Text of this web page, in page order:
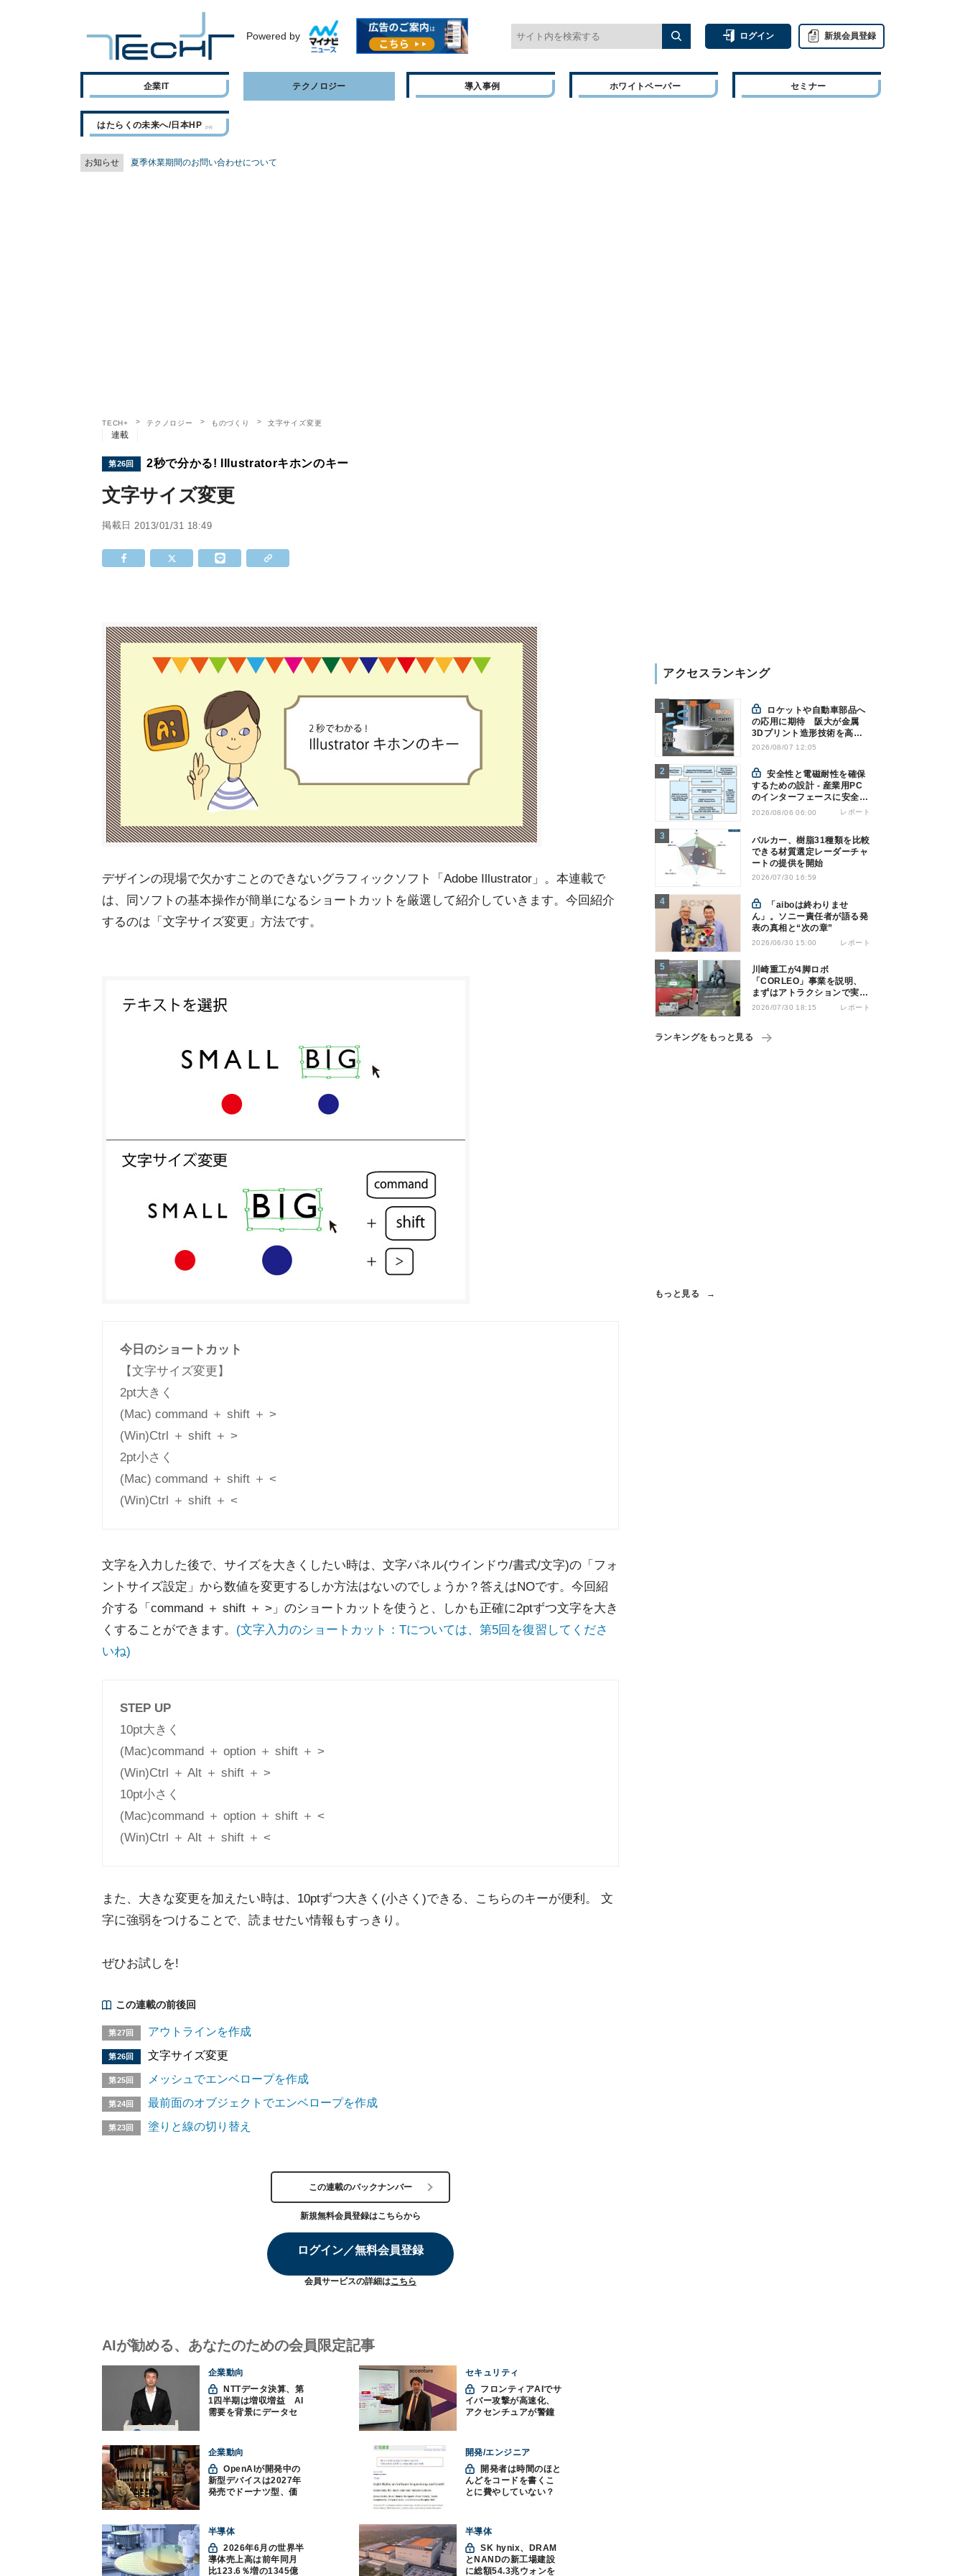
Powered by ログイン 新規会員登録
企業IT テクノロジー 導入事例 ホワイトペーパー セミナー
はたらくの未来へ/日本HP
お知らせ 夏季休業期間のお問い合わせについて
TECH+ テクノロジー ものづくり 文字サイズ変更
連載
第26回 2秒で分かる! Illustratorキホンのキー
文字サイズ変更
掲載日 2013/01/31 18:49
デザインの現場で欠かすことのできないグラフィックソフト「Adobe Illustrator」。本連載で
は、同ソフトの基本操作が簡単になるショートカットを厳選して紹介していきます。今回紹介
するのは「文字サイズ変更」方法です。
今日のショートカット
【文字サイズ変更】
2pt大きく
(Mac) command ＋ shift ＋ >
(Win)Ctrl ＋ shift ＋ >
2pt小さく
(Mac) command ＋ shift ＋ <
(Win)Ctrl ＋ shift ＋ <
文字を入力した後で、サイズを大きくしたい時は、文字パネル(ウインドウ/書式/文字)の「フォ
ントサイズ設定」から数値を変更するしか方法はないのでしょうか？答えはNOです。今回紹
介する「command ＋ shift ＋ >」のショートカットを使うと、しかも正確に2ptずつ文字を大き
くすることができます。 (文字入力のショートカット：Tについては、第5回を復習してくださ
いね)
STEP UP
10pt大きく
(Mac)command ＋ option ＋ shift ＋ >
(Win)Ctrl ＋ Alt ＋ shift ＋ >
10pt小さく
(Mac)command ＋ option ＋ shift ＋ <
(Win)Ctrl ＋ Alt ＋ shift ＋ <
また、大きな変更を加えたい時は、10ptずつ大きく(小さく)できる、こちらのキーが便利。 文
字に強弱をつけることで、読ませたい情報もすっきり。
ぜひお試しを!
この連載の前後回
第27回 アウトラインを作成
第26回 文字サイズ変更
第25回 メッシュでエンベロープを作成
第24回 最前面のオブジェクトでエンベロープを作成
第23回 塗りと線の切り替え
この連載のバックナンバー
新規無料会員登録はこちらから
ログイン／無料会員登録
会員サービスの詳細はこちら
AIが勧める、あなたのための会員限定記事
企業動向
1四半期は増収増益 AI
需要を背景にデータセ
セキュリティ
イバー攻撃が高速化、
アクセンチュアが警鐘
企業動向
OpenAIが開発中の
新型デバイスは2027年
発売でドーナツ型、価
開発/エンジニア
んどをコードを書くこ
とに費やしていない？
つの神話への賛否
半導体
2026年6月の世界半
導体売上高は前年同月
比123.6％増の1345億
半導体
SK hynix、DRAM
とNANDの新工場建設
に総額54.3兆ウォンを
アクセスランキング
の応用に期待 阪大が金属
3Dプリント造形技術を高速
化
2026/08/07 12:05
安全性と電磁耐性を確保
するための設計 - 産業用PC
のインターフェースに安全絶
縁を適用する
2026/08/06 06:00 レポート
バルカー、樹脂31種類を比較
できる材質選定レーダーチャ
ートの提供を開始
2026/07/30 16:59
ん」。ソニー責任者が語る発
表の真相と“次の章”
2026/06/30 15:00 レポート
川崎重工が4脚ロボ
「CORLEO」事業を説明、
まずはアトラクションで実用
化へ
2026/07/30 18:15 レポート
ランキングをもっと見る
もっと見る